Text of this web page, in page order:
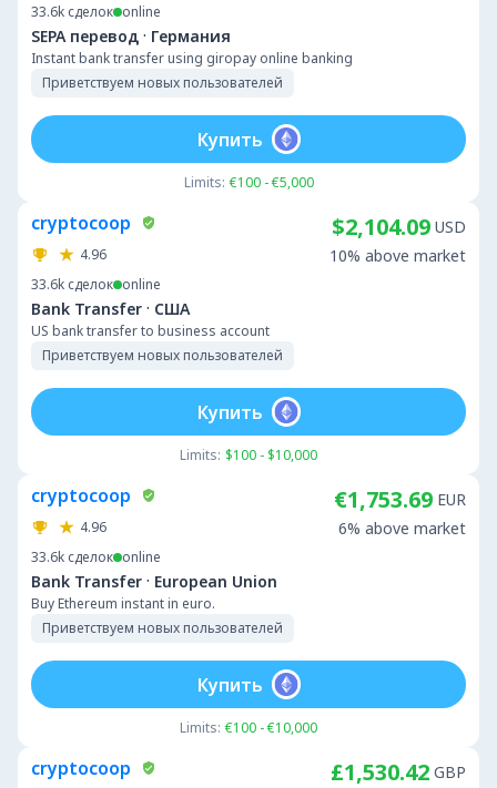
33.6k сделок online
SEPA перевод · Германия
Instant bank transfer using giropay online banking
Приветствуем новых пользователей
Limits: €100 - €5,000
Купить
cryptocoop
4.96
33.6k сделок online
Bank Transfer · США
US bank transfer to business account
Приветствуем новых пользователей
$2,104.09 USD
10% above market
Limits: $100 - $10,000
Купить
cryptocoop
4.96
33.6k сделок online
Bank Transfer · European Union
Buy Ethereum instant in euro.
Приветствуем новых пользователей
€1,753.69 EUR
6% above market
Limits: €100 - €10,000
Купить
cryptocoop £1,530.42 GBP